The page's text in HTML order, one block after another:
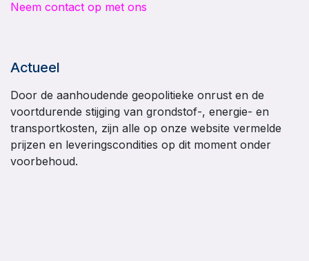
Neem contact op met ons
Actueel
Door de aanhoudende geopolitieke onrust en de
voortdurende stijging van grondstof-, energie- en
transportkosten, zijn alle op onze website vermelde
prijzen en leveringscondities op dit moment onder
voorbehoud.